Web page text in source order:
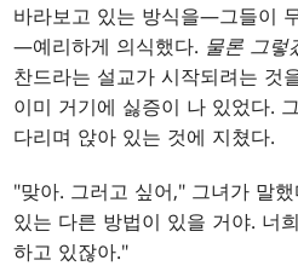
바라보고 있는 방식을—그들이
—예리하게 의식했다. 물론 그렇
찬드라는 설교가 시작되려는 것
이미 거기에 싫증이 나 있었다.
다리며 앉아 있는 것에 지쳤다.
"맞아. 그러고 싶어," 그녀가 말
있는 다른 방법이 있을 거야. 너
하고 있잖아."